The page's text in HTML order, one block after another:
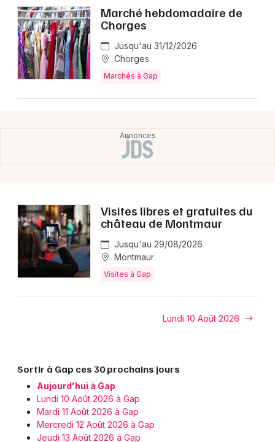
Marché hebdomadaire de
Chorges
Jusqu'au 31/12/2026
Chorges
Marchés à Gap
Visites libres et gratuites du
château de Montmaur
Jusqu'au 29/08/2026
Montmaur
Visites à Gap
Lundi 10 Août 2026
Sortir à Gap ces 30 prochains jours
Aujourd'hui à Gap
Lundi 10 Août 2026 à Gap
Mardi 11 Août 2026 à Gap
Mercredi 12 Août 2026 à Gap
Jeudi 13 Août 2026 à Gap